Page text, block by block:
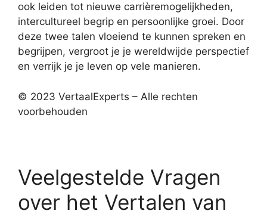
ook leiden tot nieuwe carrièremogelijkheden,
intercultureel begrip en persoonlijke groei. Door
deze twee talen vloeiend te kunnen spreken en
begrijpen, vergroot je je wereldwijde perspectief
en verrijk je je leven op vele manieren.
© 2023 VertaalExperts – Alle rechten
voorbehouden
Veelgestelde Vragen
over het Vertalen van